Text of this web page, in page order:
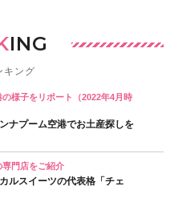
ING
キング
様子をリポート（2022年4月時
ナプーム空港でお土産探しを
専門店をご紹介
ルスイーツの代表格「チェ